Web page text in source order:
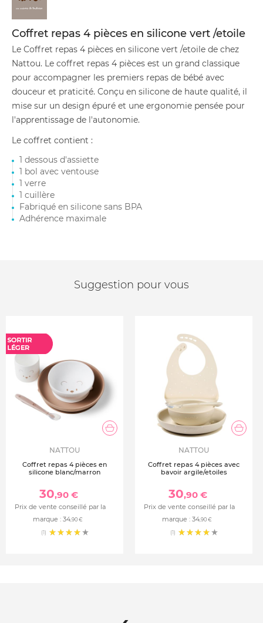
Coffret repas 4 pièces en silicone vert /etoile
Le Coffret repas 4 pièces en silicone vert /etoile de chez
Nattou. Le coffret repas 4 pièces est un grand classique
pour accompagner les premiers repas de bébé avec
douceur et praticité. Conçu en silicone de haute qualité, il
mise sur un design épuré et une ergonomie pensée pour
l'apprentissage de l'autonomie.
Le coffret contient :
1 dessous d'assiette
1 bol avec ventouse
1 verre
1 cuillère
Fabriqué en silicone sans BPA
Adhérence maximale
Suggestion pour vous
NATTOU
Coffret repas 4 pièces en
silicone blanc/marron
30,90 €
Prix de vente conseillé par la
marque : 34,90 €
(1)
NATTOU
Coffret repas 4 pièces avec
bavoir argile/etoiles
30,90 €
Prix de vente conseillé par la
marque : 34,90 €
(1)